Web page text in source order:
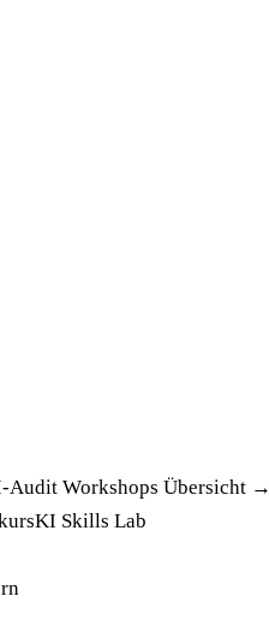
Audit Workshops Übersicht →
KI Skills Lab